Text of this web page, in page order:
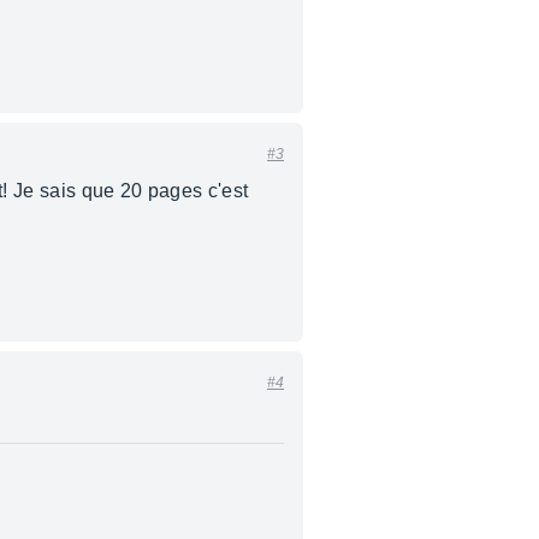
#3
Je sais que 20 pages c'est
#4